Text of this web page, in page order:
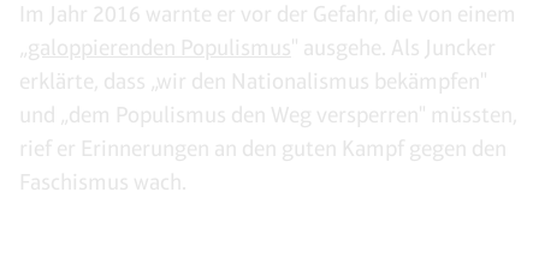
Im Jahr 2016 warnte er vor der Gefahr, die von einem
„galoppierenden Populismus" ausgehe. Als Juncker
erklärte, dass „wir den Nationalismus bekämpfen"
und „dem Populismus den Weg versperren" müssten,
rief er Erinnerungen an den guten Kampf gegen den
Faschismus wach.